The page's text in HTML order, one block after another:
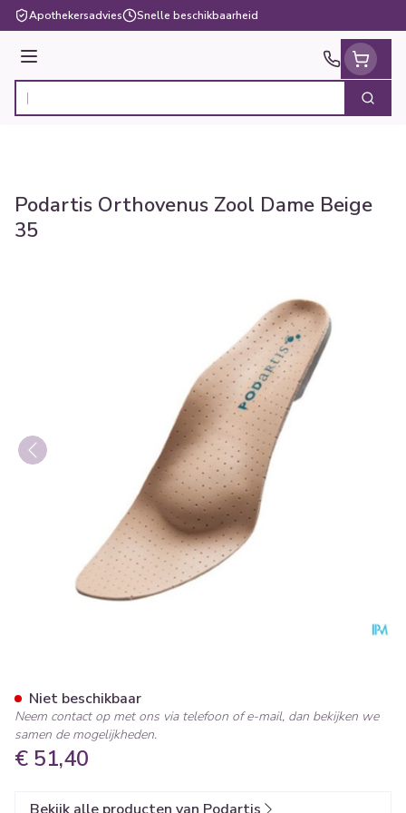
Ga naar de inhoud
Apothekersadvies Snelle beschikbaarheid
Menu
Product, merk, categorie... Zoek
Podartis Orthovenus Zool Dame Beige
35
€ 51,40
Niet beschikbaar
Neem contact op met ons via telefoon of e-mail, dan bekijken we
samen de mogelijkheden.